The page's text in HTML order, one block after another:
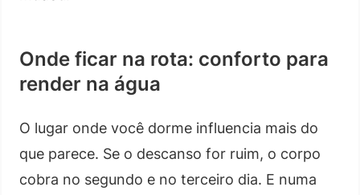
Onde ficar na rota: conforto para
render na água
O lugar onde você dorme influencia mais do
que parece. Se o descanso for ruim, o corpo
cobra no segundo e no terceiro dia. E numa